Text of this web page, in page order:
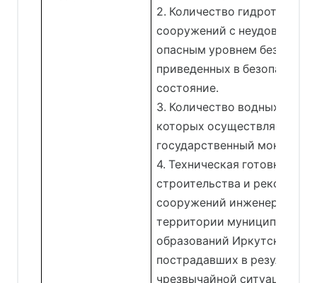
2. Количество
сооружений с
опасным уровнем
приведенных в безопасное
состояние.
3. Количество водных
которых осуществляется
государственный
4. Техническая готовность
строительства и
сооружений инженерной
территории муниципальных
образований Иркутской
пострадавших в результате
чрезвычайной ситуации,